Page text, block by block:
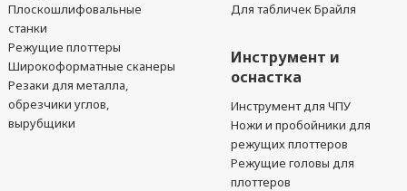
Плоскошлифовальные
станки
Режущие плоттеры
Широкоформатные сканеры
Резаки для металла,
обрезчики углов,
вырубщики
Для табличек Брайля
Инструмент и
оснастка
Инструмент для ЧПУ
Ножи и пробойники для
режущих плоттеров
Режущие головы для
плоттеров